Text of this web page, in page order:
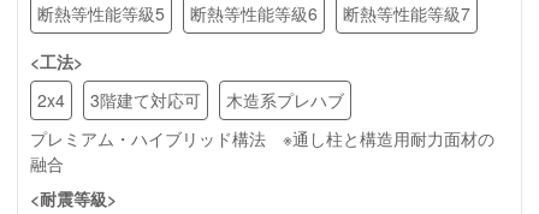
断熱等性能等級5
断熱等性能等級6
断熱等性能等級7
<工法>
2x4
3階建て対応可
木造系プレハブ
プレミアム・ハイブリッド構法 ※通し柱と構造用耐力面材の
融合
<耐震等級>